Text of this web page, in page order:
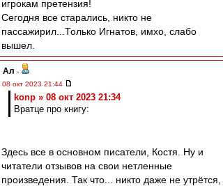
игрокам претензия!
Сегодня все старались, никто не
пассажирил...Только Игнатов, имхо, слабо
вышел.
Ал -
08 окт 2023 21:44
konp » 08 окт 2023 21:34
Вратце про книгу:
Здесь все в основном писатели, Костя. Ну и
читатели отзывов на свои нетленные
произведения. Так что... никто даже не утрётся,